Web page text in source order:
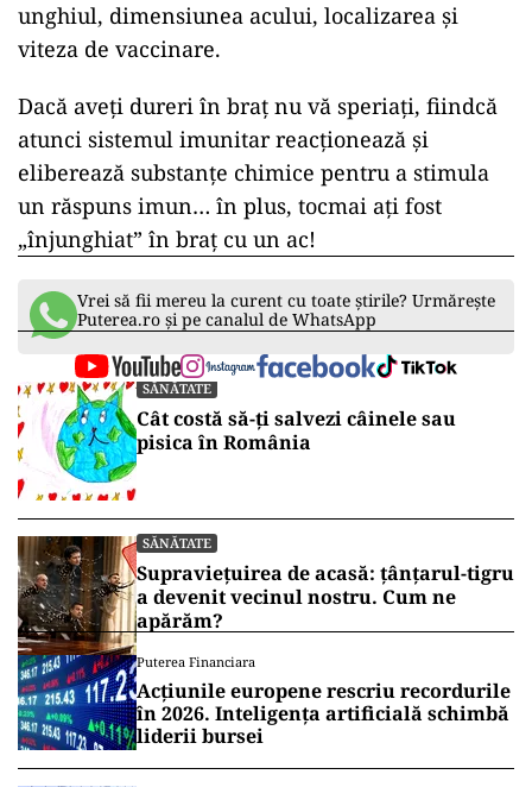
unghiul, dimensiunea acului, localizarea și
viteza de vaccinare.
Dacă aveți dureri în braț nu vă speriați, fiindcă
atunci sistemul imunitar reacționează și
eliberează substanțe chimice pentru a stimula
un răspuns imun… în plus, tocmai ați fost
„înjunghiat” în braț cu un ac!
Vrei să fii mereu la curent cu toate știrile? Urmărește
Puterea.ro și pe canalul de WhatsApp
SĂNĂTATE
Cât costă să-ți salvezi câinele sau
pisica în România
SĂNĂTATE
Supraviețuirea de acasă: țânțarul-tigru
a devenit vecinul nostru. Cum ne
apărăm?
Puterea Financiara
Acțiunile europene rescriu recordurile
în 2026. Inteligența artificială schimbă
liderii bursei